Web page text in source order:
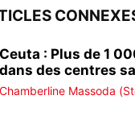
Ceuta : Plus de 1
dans des centres
Chamberline Massoda